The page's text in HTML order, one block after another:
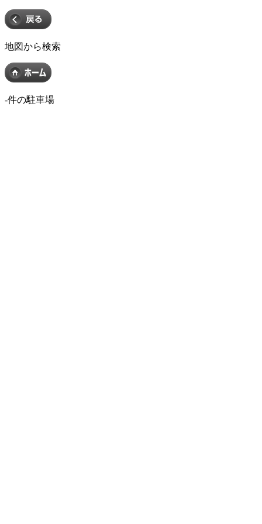
地図から検索
-件の駐車場